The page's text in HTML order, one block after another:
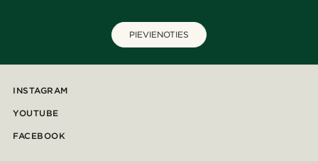
PIEVIENOTIES
INSTAGRAM
YOUTUBE
FACEBOOK